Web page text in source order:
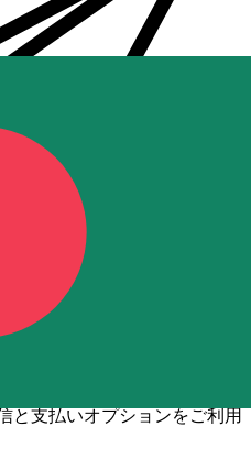
と支払いオプションをご利用